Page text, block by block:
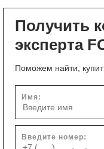
Получить
эксперта
Поможем найти,
Имя:
Введите номер: